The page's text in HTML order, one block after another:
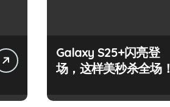
Galaxy S25+闪亮登
场，这样美秒杀全场！